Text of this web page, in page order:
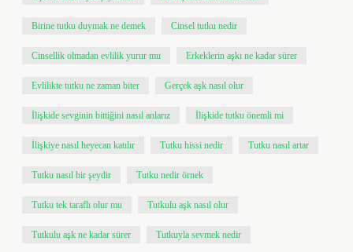
Birine tutku duymak ne demek Cinsel tutku nedir
Cinsellik olmadan evlilik yurur mu Erkeklerin aşkı ne kadar sürer
Evlilikte tutku ne zaman biter Gerçek aşk nasıl olur
İlişkide sevginin bittiğini nasıl anlarız İlişkide tutku önemli mi
İlişkiye nasıl heyecan katılır Tutku hissi nedir Tutku nasıl artar
Tutku nasıl bir şeydir Tutku nedir örnek
Tutku tek taraflı olur mu Tutkulu aşk nasıl olur
Tutkulu aşk ne kadar sürer Tutkuyla sevmek nedir